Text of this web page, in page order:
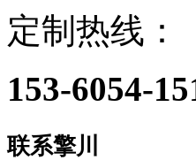
定制热线：
153-6054-
联系擎川